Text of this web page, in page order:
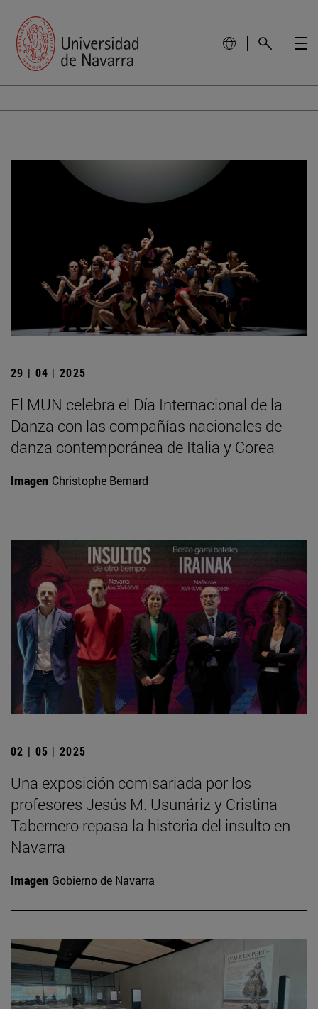
29 | 04 | 2025
El MUN celebra el Día Internacional de la
Danza con las compañías nacionales de
danza contemporánea de Italia y Corea
Imagen Christophe Bernard
02 | 05 | 2025
Una exposición comisariada por los
profesores Jesús M. Usunáriz y Cristina
Tabernero repasa la historia del insulto en
Navarra
Imagen Gobierno de Navarra